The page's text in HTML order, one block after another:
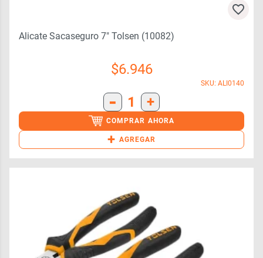
Alicate Sacaseguro 7″ Tolsen (10082)
$6.946
SKU: ALI0140
- 1 +
COMPRAR AHORA
+ AGREGAR